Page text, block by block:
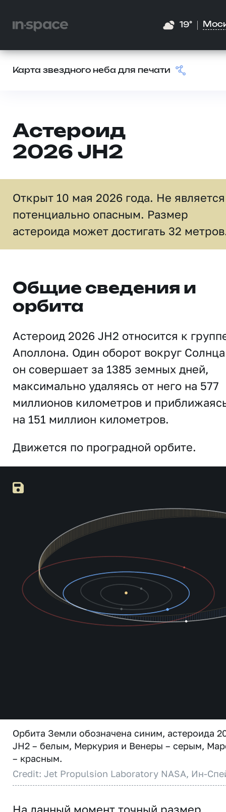
19°
Карта звездного неба для печати
Астероид
2026 JH2
Открыт 10 мая 2026 года. Не является
потенциально опасным. Размер
астероида может достигать 32
Общие сведения и
орбита
Астероид 2026 JH2 относится к
Аполлона. Один оборот вокруг Солнца
он совершает за 1385 земных дней,
максимально удаляясь от него на 577
миллионов километров и
на 151 миллион километров.
Движется по проградной орбите.
Орбита Земли обозначена синим, астероида
JH2 – белым, Меркурия и Венеры – серым,
– красным.
Credit: Jet Propulsion Laboratory NASA, Ин-
На данный момент точный размер